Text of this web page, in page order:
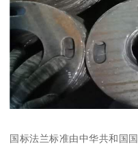
国标法兰标准由中华共和国